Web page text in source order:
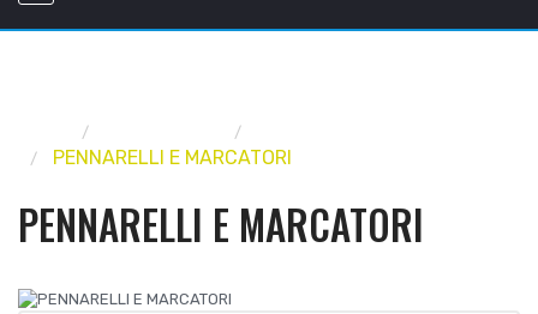
PENNARELLI E MARCATORI
PENNARELLI E MARCATORI